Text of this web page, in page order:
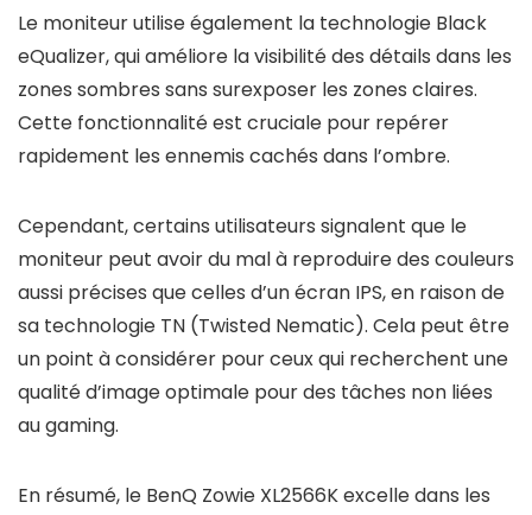
Le moniteur utilise également la technologie Black
eQualizer, qui améliore la visibilité des détails dans les
zones sombres sans surexposer les zones claires.
Cette fonctionnalité est cruciale pour repérer
rapidement les ennemis cachés dans l’ombre.
Cependant, certains utilisateurs signalent que le
moniteur peut avoir du mal à reproduire des couleurs
aussi précises que celles d’un écran IPS, en raison de
sa technologie TN (Twisted Nematic). Cela peut être
un point à considérer pour ceux qui recherchent une
qualité d’image optimale pour des tâches non liées
au gaming.
En résumé, le BenQ Zowie XL2566K excelle dans les